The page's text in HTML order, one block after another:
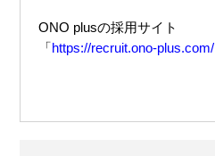
ONO plusの採用サイト
「 https://recruit.ono-plus.com/